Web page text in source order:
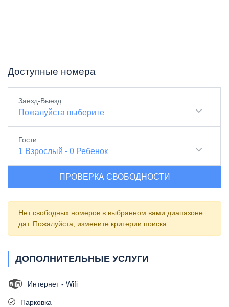
Доступные номера
Заезд-Выезд
Пожалуйста выберите
Гости
1 Взрослый - 0 Ребенок
ПРОВЕРКА СВОБОДНОСТИ
Нет свободных номеров в выбранном вами диапазоне
дат. Пожалуйста, измените критерии поиска
ДОПОЛНИТЕЛЬНЫЕ УСЛУГИ
Интернет - Wifi
Парковка